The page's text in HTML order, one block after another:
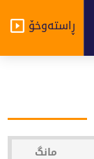
ڕاستەوخۆ
مانگ